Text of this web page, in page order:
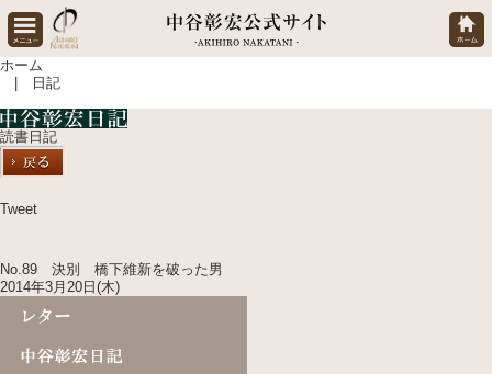
ホーム
| 日記
読書日記
Tweet
No.89 決別 橋下維新を破った男
2014年3月20日(木)